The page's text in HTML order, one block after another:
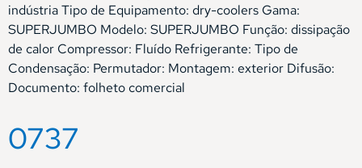
indústria Tipo de Equipamento: dry-coolers Gama:
SUPERJUMBO Modelo: SUPERJUMBO Função: dissipação
de calor Compressor: Fluído Refrigerante: Tipo de
Condensação: Permutador: Montagem: exterior Difusão:
Documento: folheto comercial
0737